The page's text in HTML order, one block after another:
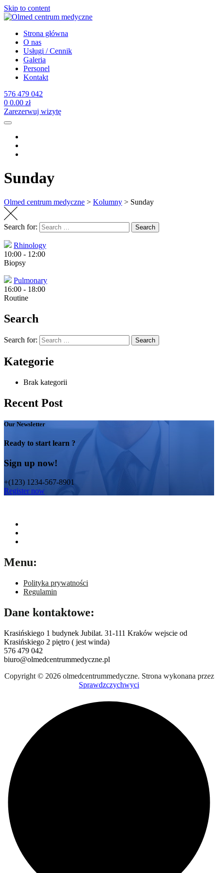
Skip to content
Strona główna
O nas
Usługi / Cennik
Galeria
Personel
Kontakt
576 479 042
0 0.00 zł
Zarezerwuj wizytę
Sunday
Olmed centrum medyczne > Kolumny > Sunday
Search for: Search
Rhinology
10:00 - 12:00
Biopsy
Pulmonary
16:00 - 18:00
Routine
Search
Search for: Search
Kategorie
Brak kategorii
Recent Post
Our Newsletter
Ready to start learn ?
Sign up now!
+(123) 1234-567-8901
Register now
Menu:
Polityka prywatności
Regulamin
Dane kontaktowe:
Krasińskiego 1 budynek Jubilat. 31-111 Kraków wejscie od
Krasińskiego 2 piętro ( jest winda)
576 479 042
biuro@olmedcentrummedyczne.pl
Copyright © 2026 olmedcentrummedyczne. Strona wykonana przez
Sprawdzczychwyci